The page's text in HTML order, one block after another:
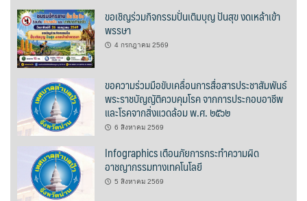
นะลาวิวรีสอร์ท
นาต้นบัวโฮมสเตย์
น่านปัว รีสอร์ท
นาเหล่า เก๊าสลี โฮมสเตย์
นาไผ่ปัววิว
บวกบัววิวรีสอร์ท
ขอเชิญร่วมกิจกรรมปั่นเติมบุญ ปันสุข งดเหล้าเข้า
พรรษา
4 กรกฎาคม 2569
ขอความร่วมมือขับเคลื่อนการสื่อสารประชาสัมพันธ์
พระราชบัญญัติควบคุมโรค จากการประกอบอาชีพ
และโรคจากสิ่งแวดล้อม พ.ศ. ๒๕๖๒
6 สิงหาคม 2569
Infographics เตือนภัยการกระทำความผิด
อาชญากรรมทางเทคโนโลยี
5 สิงหาคม 2569